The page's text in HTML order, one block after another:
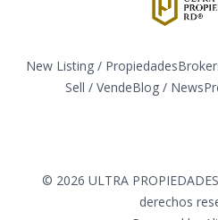
New Listing / Propiedades
Sell / VendeBlog / News
© 2026 ULTRA
derechos